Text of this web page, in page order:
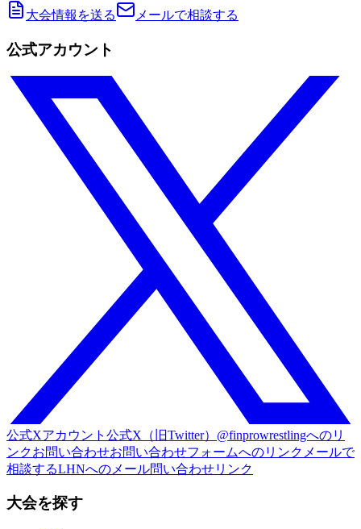
大会情報を送る
メールで相談する
公式アカウント
公式Xアカウント 公式X（旧Twitter）@finprowrestlingへのリ
ンクお問い合わせお問い合わせフォームへのリンク メールで
相談するLHNへのメール問い合わせリンク
大会を探す